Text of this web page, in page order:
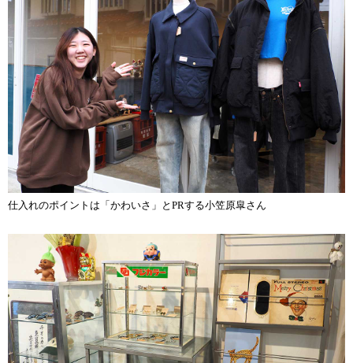
仕入れのポイントは「かわいさ」とPRする小笠原皐さん